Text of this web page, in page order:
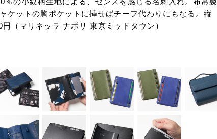
ケットの胸ポケットに挿せばチーフ代わりにもなる。縦
（マリネッラ ナポリ 東京ミッドタウン）